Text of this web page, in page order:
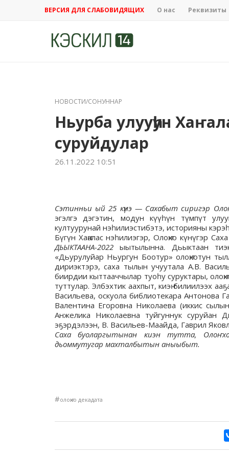
ВЕРСИЯ ДЛЯ СЛАБОВИДЯЩИХ О нас Реквизиты
НОВОСТИ/СОНУННАР
Ньурба улууһун
суруйдулар
26.11.2022 10:51
Сэтинньи ый 25 күнэ — Сахабыт сиригэр
эгэлгэ дэгэтин, модун күүһүн түмпүт
култуурунай нэһилиэстибэтэ, историяны
Бүгүн Хаҥалас нэһилиэгэр, Олоҥхо күнүгэр
ДЬЫКТААНА-2022 ыытылынна. Дьыктаан
«Дьурулуйар Ньургун Боотур» олоҥхотун
дириэктэрэ, саха тылын учуутала А.В.
биирдии кыттааччылар туоһу суруктары,
туттулар. Элбэхтик аахпыт, киэҥ билиилээх
Васильева, оскуола библиотекара Антонова
Валентина Егоровна Николаева (иккис
Анжелика Николаевна туйгуннук суруйан
эҕэрдэлээн, В. Васильев-Маайда, Гаврил
Саха буоларгытынан киэн тутта,
дьоммутугар махталбытын аныыбыт.
#олоҥхо декадата